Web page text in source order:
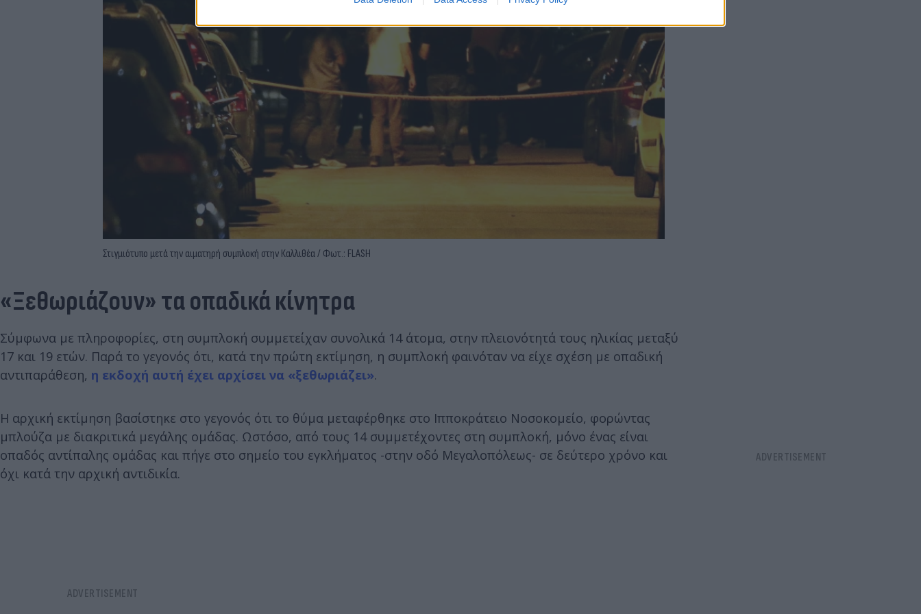
Στιγμιότυπο μετά την αιματηρή συμπλοκή στην Καλλιθέα / Φωτ.: FLASH
«Ξεθωριάζουν» τα οπαδικά κίνητρα
Σύμφωνα με πληροφορίες, στη συμπλοκή συμμετείχαν συνολικά 14 άτομα, στην πλειονότητά τους ηλικίας μεταξύ
17 και 19 ετών. Παρά το γεγονός ότι, κατά την πρώτη εκτίμηση, η συμπλοκή φαινόταν να είχε σχέση με οπαδική
αντιπαράθεση, η εκδοχή αυτή έχει αρχίσει να «ξεθωριάζει».
Η αρχική εκτίμηση βασίστηκε στο γεγονός ότι το θύμα μεταφέρθηκε στο Ιπποκράτειο Νοσοκομείο, φορώντας
μπλούζα με διακριτικά μεγάλης ομάδας. Ωστόσο, από τους 14 συμμετέχοντες στη συμπλοκή, μόνο ένας είναι
οπαδός αντίπαλης ομάδας και πήγε στο σημείο του εγκλήματος -στην οδό Μεγαλοπόλεως- σε δεύτερο χρόνο και
όχι κατά την αρχική αντιδικία.